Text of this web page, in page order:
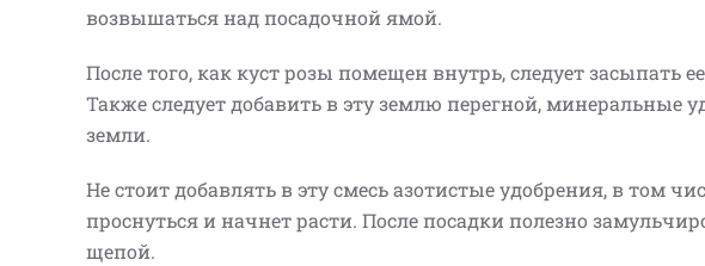
возвышаться над посадочной ямой.
После того, как куст розы помещен внутрь, следует
Также следует добавить в эту землю перегной, минеральные
земли.
Не стоит добавлять в эту смесь азотистые удобрения, в том
проснуться и начнет расти. После посадки полезно
щепой.